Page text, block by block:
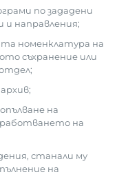
по зададени
направления;
номенклатура на
съхранение или
на
на
станали му
на